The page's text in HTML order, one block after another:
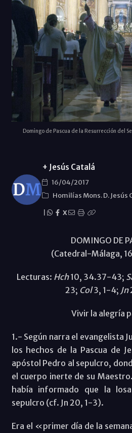
Domingo de Pascua de la Resurrección del
+ Jesús Catalá
16/04/2017
Homilías Mons. D. Jesús
X
DOMINGO DE
(Catedral-Málaga,
Lecturas: Hch10, 34.37-43;
23; Col3, 1-4; Jn
Vivir la alegría
1.- Según narra el evangelista
los hechos de la Pascua de
apóstol Pedro al sepulcro,
el cuerpo inerte de su
había informado que la
sepulcro (cf. Jn 20, 1-3).
Era el «primer día de la